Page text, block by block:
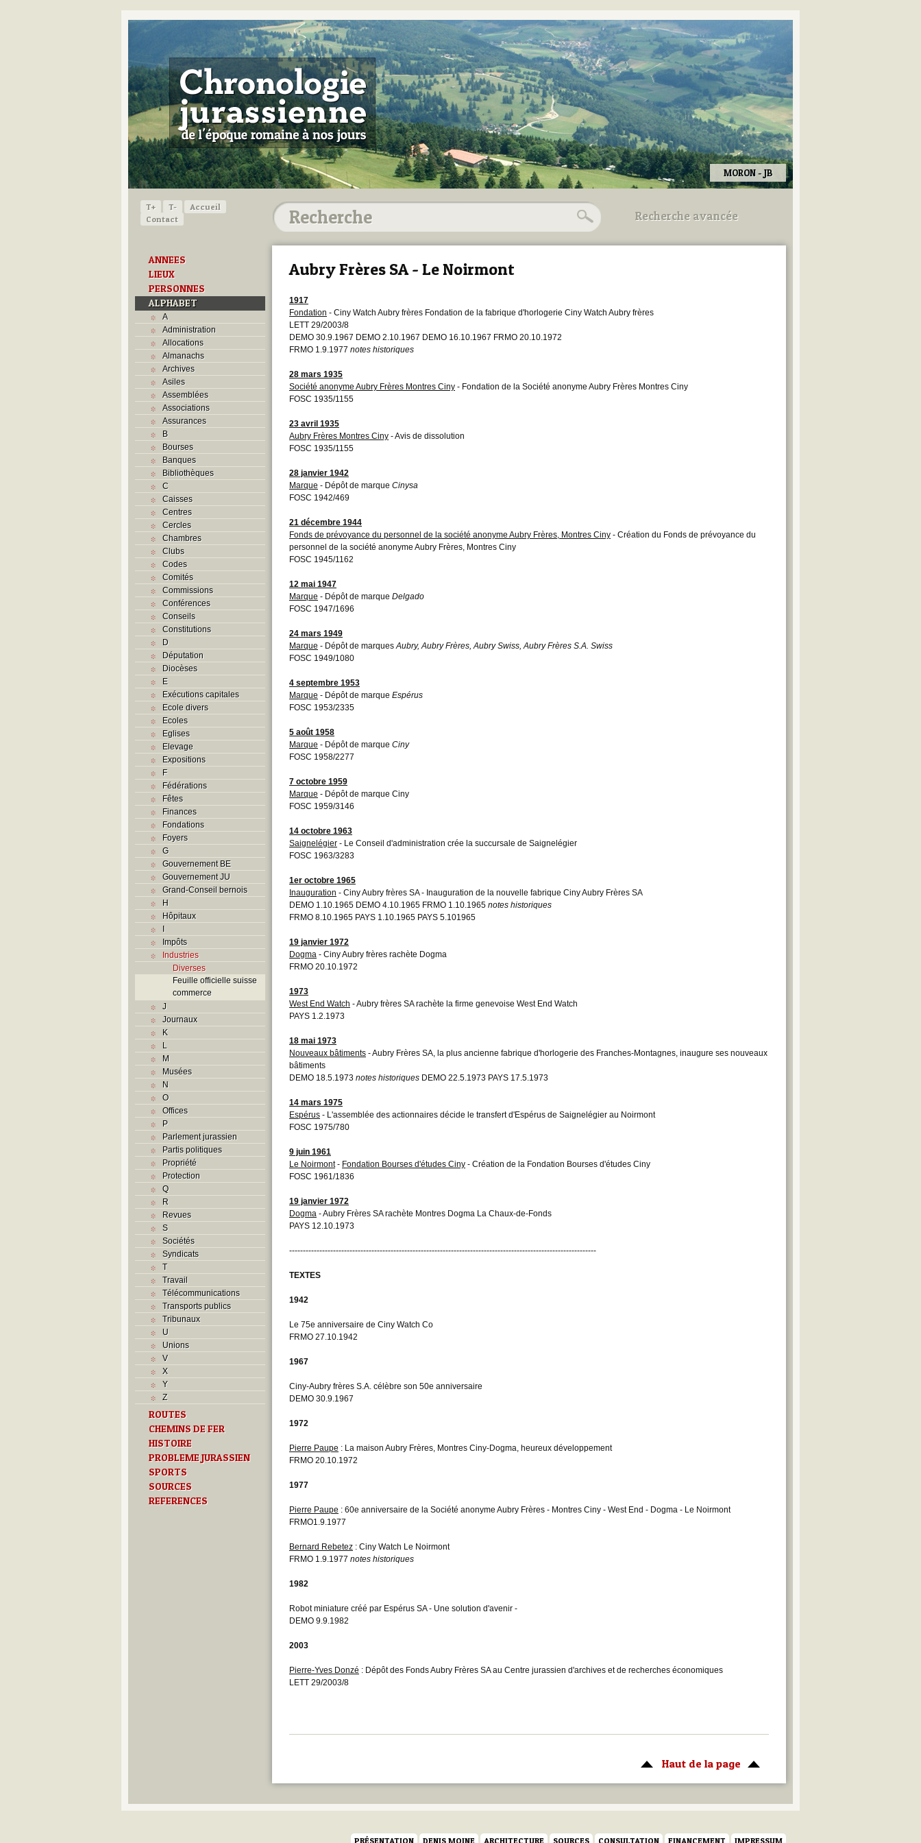
MORON - JB
T+ T-
Accueil
Contact
ANNEES
LIEUX
PERSONNES
ALPHABET
A
Administration
Allocations
Almanachs
Archives
Asiles
Assemblées
Associations
Assurances
B
Bourses
Banques
Bibliothèques
C
Caisses
Centres
Cercles
Chambres
Clubs
Codes
Comités
Commissions
Conférences
Conseils
Constitutions
D
Députation
Diocèses
E
Exécutions capitales
Ecole divers
Ecoles
Eglises
Elevage
Expositions
F
Fédérations
Fêtes
Finances
Fondations
Foyers
G
Gouvernement BE
Gouvernement JU
Grand-Conseil bernois
H
Hôpitaux
I
Impôts
Industries
Diverses
Feuille officielle suisse
commerce
J
Journaux
K
L
M
Musées
N
O
Offices
P
Parlement jurassien
Partis politiques
Propriété
Protection
Q
R
Revues
S
Sociétés
Syndicats
T
Travail
Télécommunications
Transports publics
Tribunaux
U
Unions
V
X
Y
Z
ROUTES
CHEMINS DE FER
HISTOIRE
PROBLEME JURASSIEN
SPORTS
SOURCES
REFERENCES
Recherche avancée
Utilisez les champs ci-dessous
Aubry Frères SA - Le Noirmont
1917
Fondation - Ciny Watch Aubry frères Fondation de la fabrique d'horlogerie Ciny Watch Aubry frères
LETT 29/2003/8
DEMO 30.9.1967 DEMO 2.10.1967 DEMO 16.10.1967 FRMO 20.10.1972
FRMO 1.9.1977 notes historiques
28 mars 1935
Société anonyme Aubry Frères Montres Ciny - Fondation de la Société anonyme Aubry Frères Montres Ciny
FOSC 1935/1155
23 avril 1935
Aubry Frères Montres Ciny - Avis de dissolution
FOSC 1935/1155
28 janvier 1942
Marque - Dépôt de marque Cinysa
FOSC 1942/469
21 décembre 1944
Fonds de prévoyance du personnel de la société anonyme Aubry Frères, Montres Ciny - Création du Fonds de prévoyance du
personnel de la société anonyme Aubry Frères, Montres Ciny
FOSC 1945/1162
12 mai 1947
Marque - Dépôt de marque Delgado
FOSC 1947/1696
24 mars 1949
Marque - Dépôt de marques Aubry, Aubry Frères, Aubry Swiss, Aubry Frères S.A. Swiss
FOSC 1949/1080
4 septembre 1953
Marque - Dépôt de marque Espérus
FOSC 1953/2335
5 août 1958
Marque - Dépôt de marque Ciny
FOSC 1958/2277
7 octobre 1959
Marque - Dépôt de marque Ciny
FOSC 1959/3146
14 octobre 1963
Saignelégier - Le Conseil d'administration crée la succursale de Saignelégier
FOSC 1963/3283
1er octobre 1965
Inauguration - Ciny Aubry frères SA - Inauguration de la nouvelle fabrique Ciny Aubry Frères SA
DEMO 1.10.1965 DEMO 4.10.1965 FRMO 1.10.1965 notes historiques
FRMO 8.10.1965 PAYS 1.10.1965 PAYS 5.101965
19 janvier 1972
Dogma - Ciny Aubry frères rachète Dogma
FRMO 20.10.1972
1973
West End Watch - Aubry frères SA rachète la firme genevoise West End Watch
PAYS 1.2.1973
18 mai 1973
Nouveaux bâtiments - Aubry Frères SA, la plus ancienne fabrique d'horlogerie des Franches-Montagnes, inaugure ses nouveaux
bâtiments
DEMO 18.5.1973 notes historiques DEMO 22.5.1973 PAYS 17.5.1973
14 mars 1975
Espérus - L'assemblée des actionnaires décide le transfert d'Espérus de Saignelégier au Noirmont
FOSC 1975/780
9 juin 1961
Le Noirmont- Fondation Bourses d'études Ciny - Création de la Fondation Bourses d'études Ciny
FOSC 1961/1836
19 janvier 1972
Dogma - Aubry Frères SA rachète Montres Dogma La Chaux-de-Fonds
PAYS 12.10.1973
----------------------------------------------------------------------------------------------------------------
TEXTES
1942
Le 75e anniversaire de Ciny Watch Co
FRMO 27.10.1942
1967
Ciny-Aubry frères S.A. célèbre son 50e anniversaire
DEMO 30.9.1967
1972
Pierre Paupe : La maison Aubry Frères, Montres Ciny-Dogma, heureux développement
FRMO 20.10.1972
1977
Pierre Paupe : 60e anniversaire de la Société anonyme Aubry Frères - Montres Ciny - West End - Dogma - Le Noirmont
FRMO1.9.1977
Bernard Rebetez : Ciny Watch Le Noirmont
FRMO 1.9.1977 notes historiques
1982
Robot miniature créé par Espérus SA - Une solution d'avenir -
DEMO 9.9.1982
2003
Pierre-Yves Donzé : Dépôt des Fonds Aubry Frères SA au Centre jurassien d'archives et de recherches économiques
LETT 29/2003/8
Haut de la page
PRÉSENTATION DENIS MOINE ARCHITECTURE SOURCES CONSULTATION FINANCEMENT IMPRESSUM